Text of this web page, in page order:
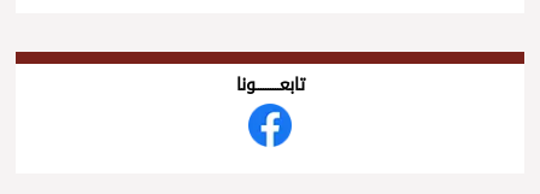
تابعــــــــــونا